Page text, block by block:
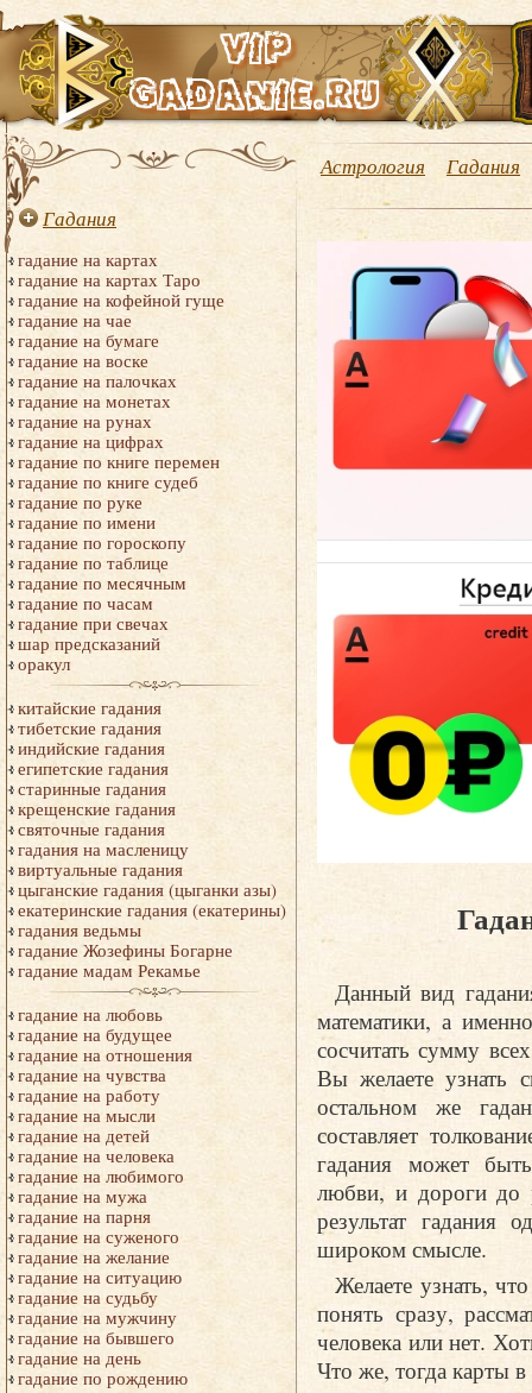
Гадания
гадание на картах
гадание на картах Таро
гадание на кофейной гуще
гадание на чае
гадание на бумаге
гадание на воске
гадание на палочках
гадание на монетах
гадание на рунах
гадание на цифрах
гадание по книге перемен
гадание по книге судеб
гадание по руке
гадание по имени
гадание по гороскопу
гадание по таблице
гадание по месячным
гадание по часам
гадание при свечах
шар предсказаний
оракул
китайские гадания
тибетские гадания
индийские гадания
египетские гадания
старинные гадания
крещенские гадания
святочные гадания
гадания на масленицу
виртуальные гадания
цыганские гадания (цыганки азы)
екатеринские гадания (екатерины)
гадания ведьмы
гадание Жозефины Богарне
гадание мадам Рекамье
гадание на любовь
гадание на будущее
гадание на отношения
гадание на чувства
гадание на работу
гадание на мысли
гадание на детей
гадание на человека
гадание на любимого
гадание на мужа
гадание на парня
гадание на суженого
гадание на желание
гадание на ситуацию
гадание на судьбу
гадание на мужчину
гадание на бывшего
гадание на день
гадание по рождению
Астрология Гадания
Данный вид
математики, а
сосчитать сумму
Вы желаете узнать
остальном же
составляет
гадания может
любви, и дороги до
результат гадания
широком смысле.
Желаете узнать,
понять сразу,
человека или нет.
Что же, тогда карты